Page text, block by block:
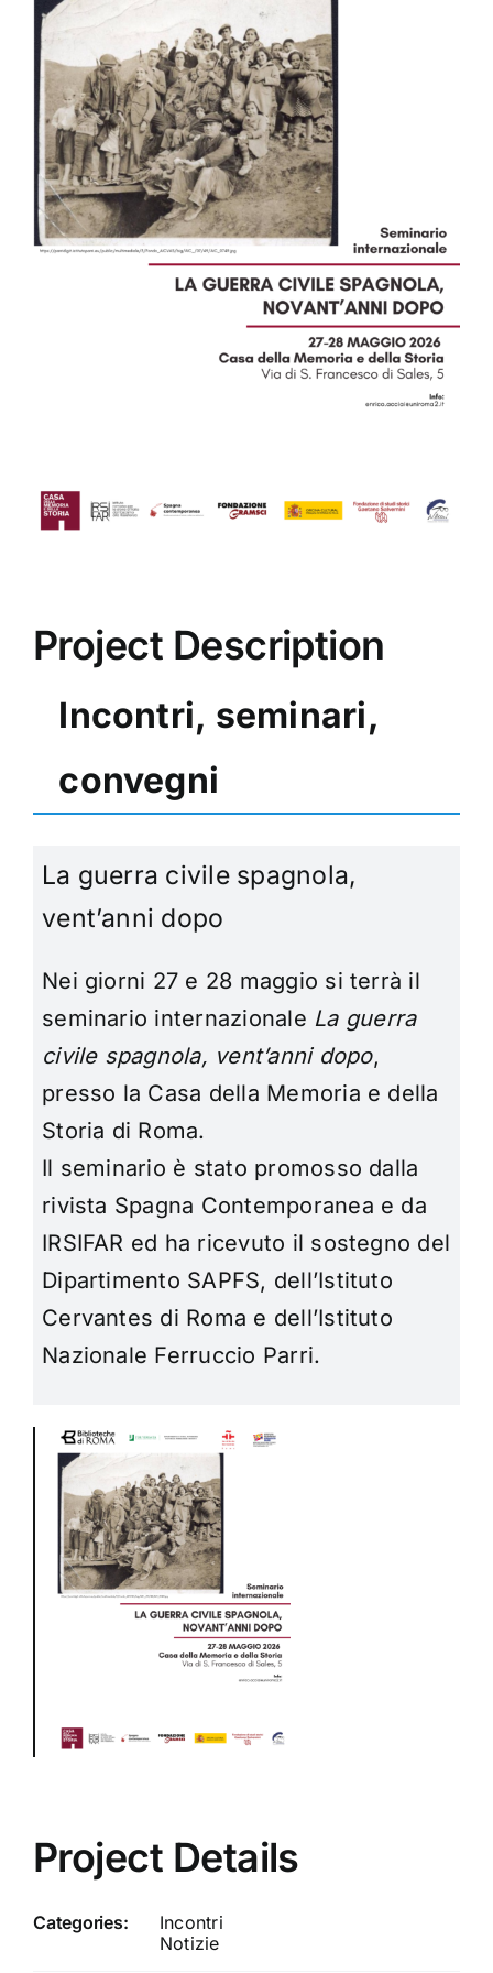
Image
Project Description
Incontri, seminari,
convegni
La guerra civile spagnola,
vent’anni dopo
Nei giorni 27 e 28 maggio si terrà il
seminario internazionale La guerra
civile spagnola, vent’anni dopo,
presso la Casa della Memoria e della
Storia di Roma.
Il seminario è stato promosso dalla
rivista Spagna Contemporanea e da
IRSIFAR ed ha ricevuto il sostegno del
Dipartimento SAPFS, dell’Istituto
Cervantes di Roma e dell’Istituto
Nazionale Ferruccio Parri.
Project Details
Categories:
Incontri
Notizie